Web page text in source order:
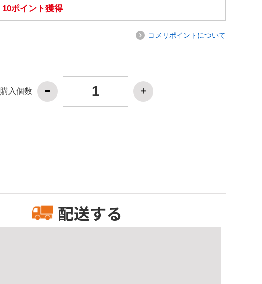
10ポイント獲得
コメリポイントについて
購入個数
配送する